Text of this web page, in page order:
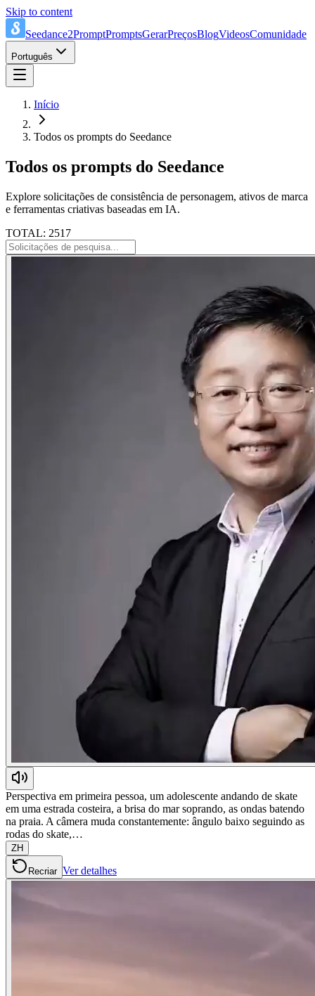
Skip to content
Seedance2PromptPromptsGerarPreçosBlogVideosComunidade
Português
Início
Todos os prompts do Seedance
Todos os prompts do Seedance
Explore solicitações de consistência de personagem, ativos de marca
e ferramentas criativas baseadas em IA.
TOTAL: 2517
Perspectiva em primeira pessoa, um adolescente andando de skate
em uma estrada costeira, a brisa do mar soprando, as ondas batendo
na praia. A câmera muda constantemente: ângulo baixo seguindo as
rodas do skate,…
ZH
Recriar Ver detalhes